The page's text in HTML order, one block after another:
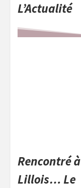
L’Actualité
Rencontré à
Lillois… Le